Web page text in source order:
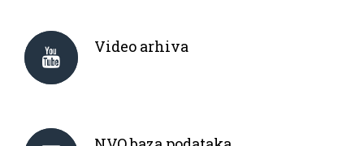
Video arhiva